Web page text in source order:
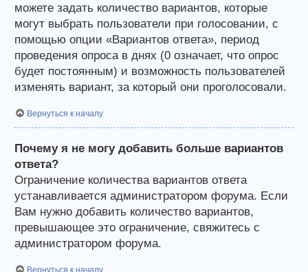
можете задать количество вариантов, которые
могут выбрать пользователи при голосовании, с
помощью опции «Вариантов ответа», период
проведения опроса в днях (0 означает, что опрос
будет постоянным) и возможность пользователей
изменять вариант, за который они проголосовали.
Вернуться к началу
Почему я не могу добавить больше вариантов
ответа?
Ограничение количества вариантов ответа
устанавливается администратором форума. Если
Вам нужно добавить количество вариантов,
превышающее это ограничение, свяжитесь с
администратором форума.
Вернуться к началу